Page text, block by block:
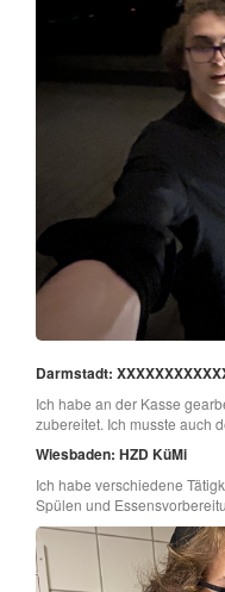
Darmstadt:
Ich habe an der Kasse
zubereitet. Ich musste auch
Wiesbaden: HZD KüMi
Ich habe verschiedene
Spülen und